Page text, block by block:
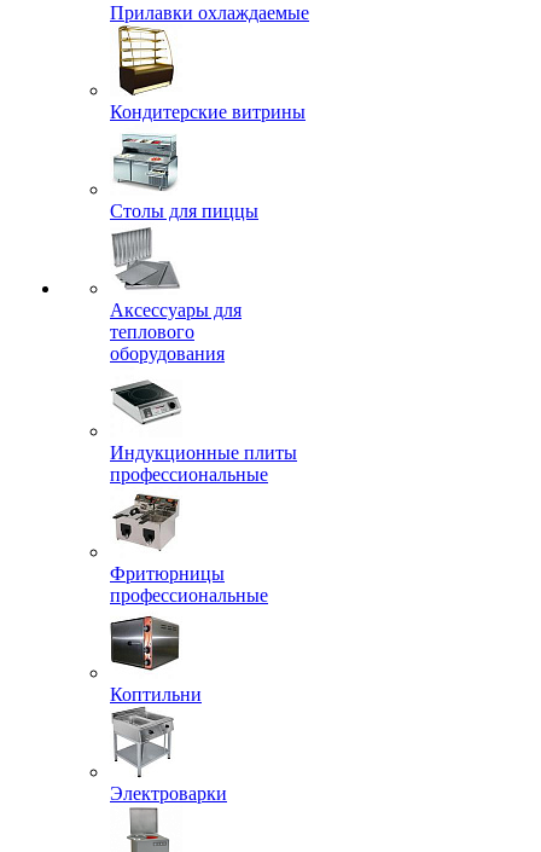
Прилавки охлаждаемые
Кондитерские витрины
Столы для пиццы
Аксессуары для
теплового
оборудования
Индукционные плиты
профессиональные
Фритюрницы
профессиональные
Коптильни
Электроварки